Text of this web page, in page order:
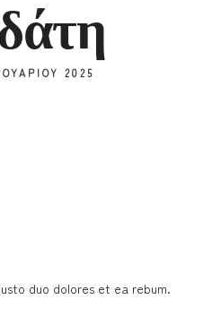
2025
duo dolores et ea rebum.